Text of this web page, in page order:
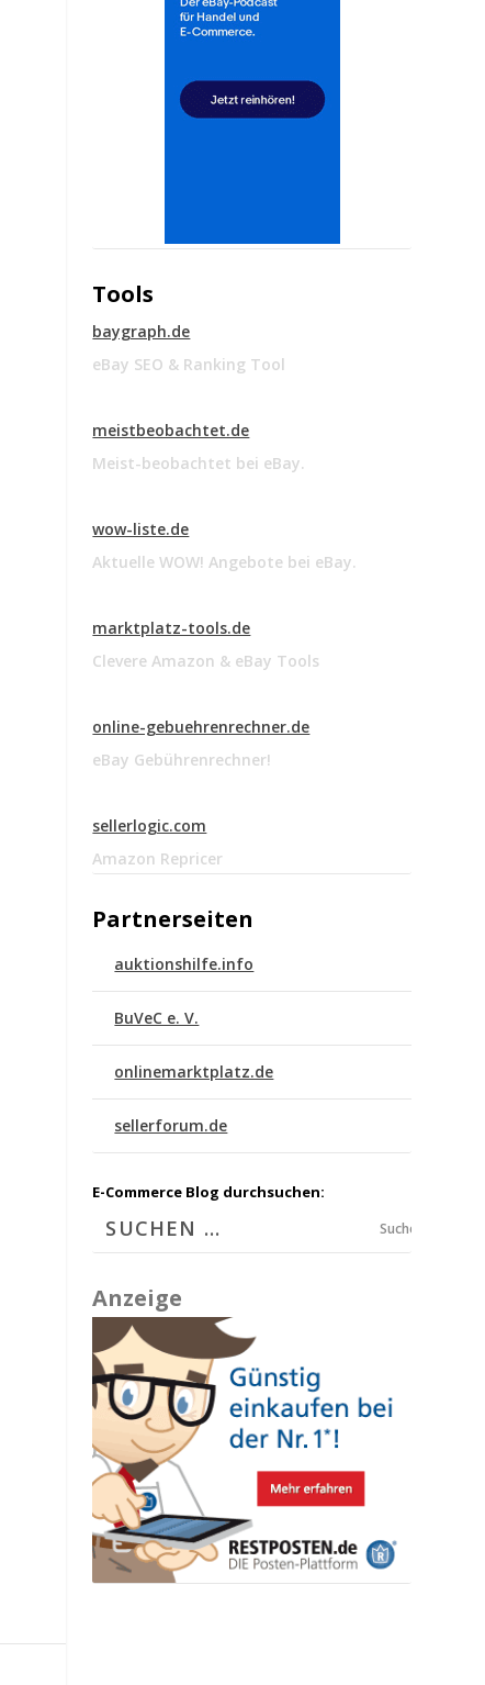
Tools
baygraph.de
eBay SEO & Ranking Tool
meistbeobachtet.de
Meist-beobachtet bei eBay.
wow-liste.de
Aktuelle WOW! Angebote bei eBay.
marktplatz-tools.de
Clevere Amazon & eBay Tools
online-gebuehrenrechner.de
eBay Gebührenrechner!
sellerlogic.com
Amazon Repricer
Partnerseiten
auktionshilfe.info
BuVeC e. V.
onlinemarktplatz.de
sellerforum.de
E-Commerce Blog durchsuchen:
Suchen
Anzeige